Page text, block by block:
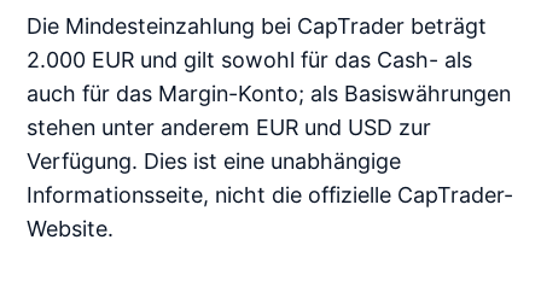
Die Mindesteinzahlung bei CapTrader beträgt
2.000 EUR und gilt sowohl für das Cash- als
auch für das Margin-Konto; als Basiswährungen
stehen unter anderem EUR und USD zur
Verfügung. Dies ist eine unabhängige
Informationsseite, nicht die offizielle CapTrader-
Website.